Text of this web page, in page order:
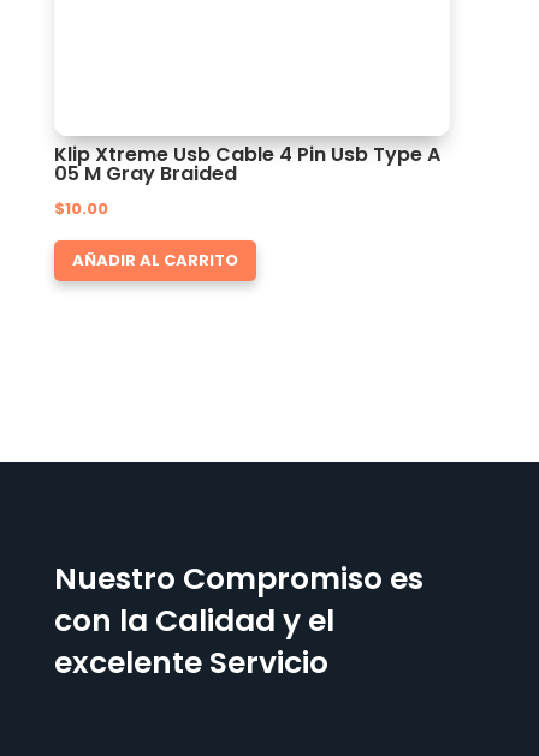
Klip Xtreme Usb Cable 4 Pin Usb Type A
05 M Gray Braided
$10.00
AÑADIR AL CARRITO
Nuestro Compromiso es
con la Calidad y el
excelente Servicio